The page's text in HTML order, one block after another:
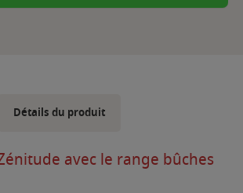
Détails du produit
avec le range bûches